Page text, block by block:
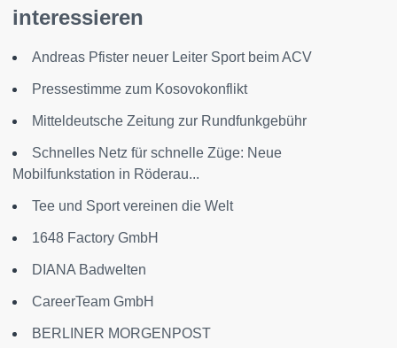
interessieren
Andreas Pfister neuer Leiter Sport beim ACV
Pressestimme zum Kosovokonflikt
Mitteldeutsche Zeitung zur Rundfunkgebühr
Schnelles Netz für schnelle Züge: Neue
Mobilfunkstation in Röderau...
Tee und Sport vereinen die Welt
1648 Factory GmbH
DIANA Badwelten
CareerTeam GmbH
BERLINER MORGENPOST